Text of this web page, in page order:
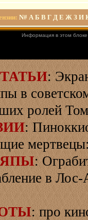
: N# А Б В Г Д Е Ж З И
Информация в этом
:
в
ролей
:
:
в
: про